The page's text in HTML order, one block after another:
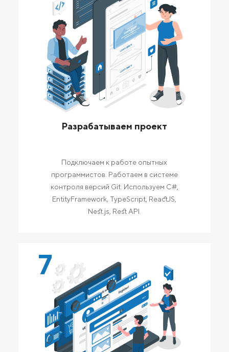
Разрабатываем проект
Подключаем к работе опытных
программистов. Работаем в системе
контроля версий Git. Используем C#,
EntityFramework, TypeScript, ReactJS,
Nest.js, Rest API.
7